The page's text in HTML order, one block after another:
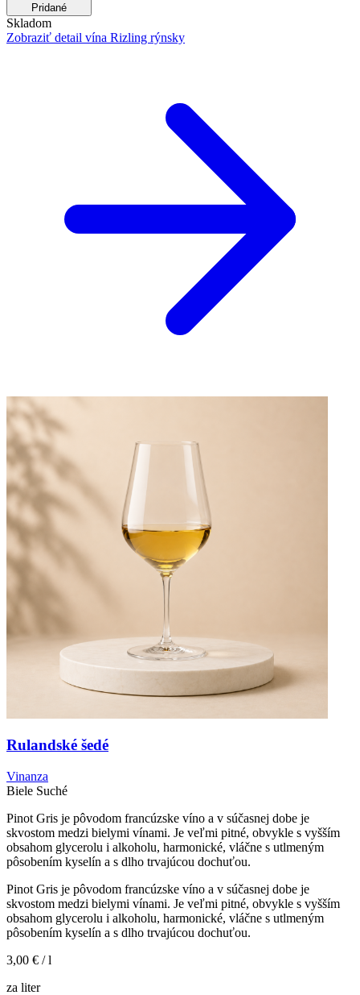
Pridané
Skladom
Zobraziť detail vína Rizling rýnsky
Rulandské šedé
Vinanza
Biele Suché
Pinot Gris je pôvodom francúzske víno a v súčasnej dobe je
skvostom medzi bielymi vínami. Je veľmi pitné, obvykle s vyšším
obsahom glycerolu i alkoholu, harmonické, vláčne s utlmeným
pôsobením kyselín a s dlho trvajúcou dochuťou.
Pinot Gris je pôvodom francúzske víno a v súčasnej dobe je
skvostom medzi bielymi vínami. Je veľmi pitné, obvykle s vyšším
obsahom glycerolu i alkoholu, harmonické, vláčne s utlmeným
pôsobením kyselín a s dlho trvajúcou dochuťou.
3,00 € / l
za liter